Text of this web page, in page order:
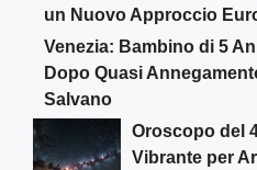
un Nuovo Approccio
Venezia: Bambino di 5
Dopo Quasi
Salvano
Oroscopo del
Vibrante per